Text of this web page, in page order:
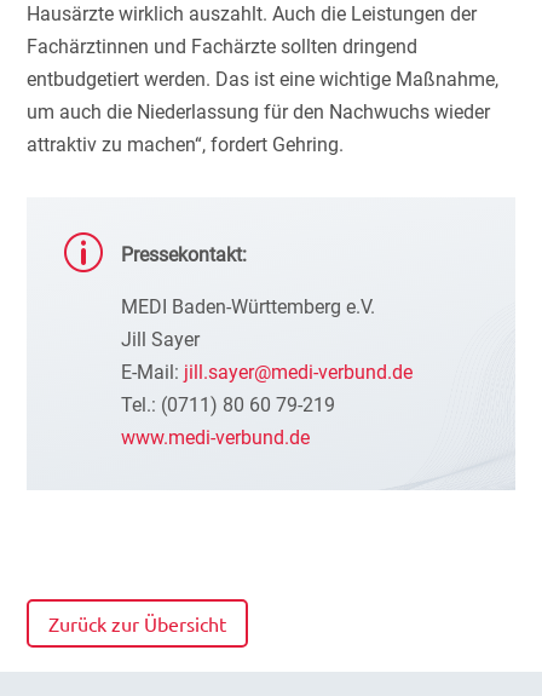
Hausärzte wirklich auszahlt. Auch die Leistungen der
Fachärztinnen und Fachärzte sollten dringend
entbudgetiert werden. Das ist eine wichtige Maßnahme,
um auch die Niederlassung für den Nachwuchs wieder
attraktiv zu machen“, fordert Gehring.
p Pressekontakt:
MEDI Baden-Württemberg e.V.
Jill Sayer
E-Mail: jill.sayer@medi-verbund.de
Tel.: (0711) 80 60 79-219
www.medi-verbund.de
Zurück zur Übersicht